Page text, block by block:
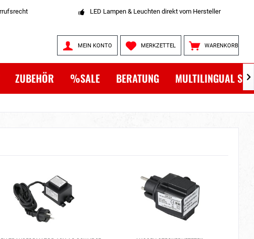
LED Lampen & Leuchten direkt vom Hersteller
WARENKORB
MERKZETTEL
MEIN KONTO
ZUBEHÖR %SALE BERATUNG MULTILINGUAL 